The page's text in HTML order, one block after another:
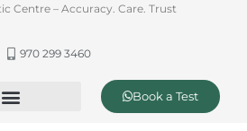
Centre – Accuracy. Care. Trust
970 299 3460
Book a Test